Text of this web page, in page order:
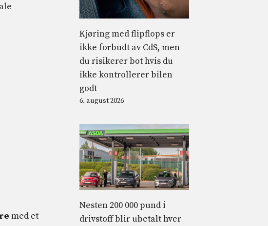
med et
Kjøring med flipflops er
ikke forbudt av CdS, men
du risikerer bot hvis du
ikke kontrollerer bilen
godt
6. august 2026
Nesten 200 000 pund i
drivstoff blir ubetalt hver